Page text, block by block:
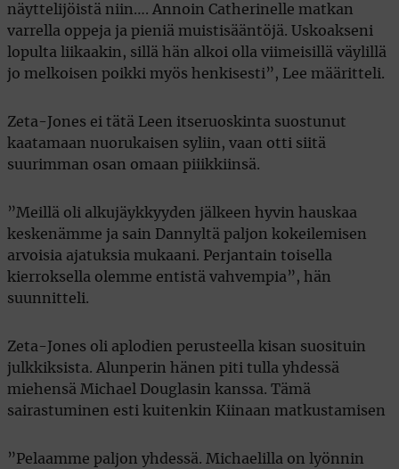
näyttelijöistä niin…. Annoin Catherinelle matkan
varrella oppeja ja pieniä muistisääntöjä. Uskoakseni
lopulta liikaakin, sillä hän alkoi olla viimeisillä väylillä
jo melkoisen poikki myös henkisesti”, Lee määritteli.
Zeta-Jones ei tätä Leen itseruoskinta suostunut
kaatamaan nuorukaisen syliin, vaan otti siitä
suurimman osan omaan piiikkiinsä.
”Meillä oli alkujäykkyyden jälkeen hyvin hauskaa
keskenämme ja sain Dannyltä paljon kokeilemisen
arvoisia ajatuksia mukaani. Perjantain toisella
kierroksella olemme entistä vahvempia”, hän
suunnitteli.
Zeta-Jones oli aplodien perusteella kisan suosituin
julkkiksista. Alunperin hänen piti tulla yhdessä
miehensä Michael Douglasin kanssa. Tämä
sairastuminen esti kuitenkin Kiinaan matkustamisen
”Pelaamme paljon yhdessä. Michaelilla on lyönnin